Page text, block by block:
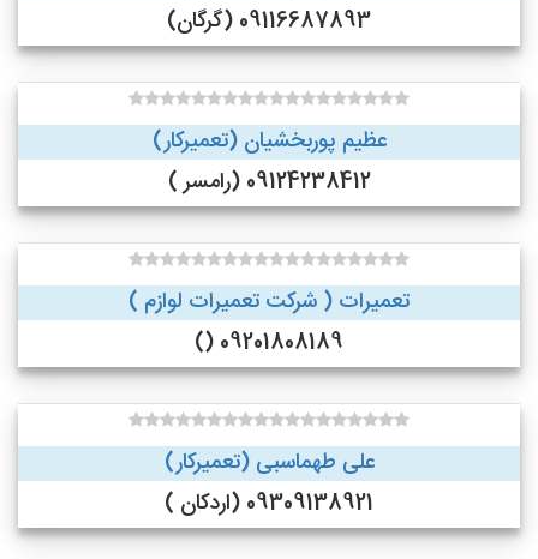
09116687893 (گرگان)
عظیم پوربخشیان (تعمیرکار)
09124238412 (رامسر )
تعمیرات ( شرکت تعمیرات لوازم )
09201808189 ()
علی طهماسبی (تعمیرکار)
09309138921 (اردکان )